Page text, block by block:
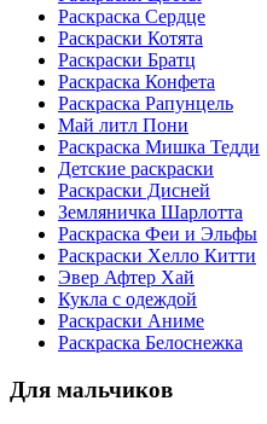
Раскраска Сердце
Раскраски Котята
Раскраски Братц
Раскраска Конфета
Раскраска Рапунцель
Май литл Пони
Раскраска Мишка Тедди
Детские раскраски
Раскраски Дисней
Земляничка Шарлотта
Раскраска Феи и Эльфы
Раскраски Хелло Китти
Эвер Афтер Хай
Кукла с одеждой
Раскраски Аниме
Раскраска Белоснежка
Для мальчиков